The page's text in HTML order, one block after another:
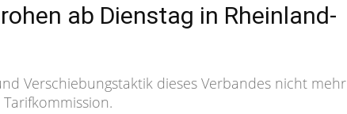
ab Dienstag in Rheinland-
Verschiebungstaktik dieses Verbandes nicht mehr